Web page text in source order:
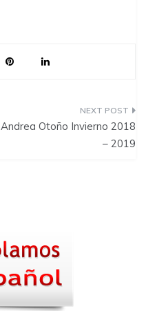
Andrea Otoño Invierno 2018
– 2019